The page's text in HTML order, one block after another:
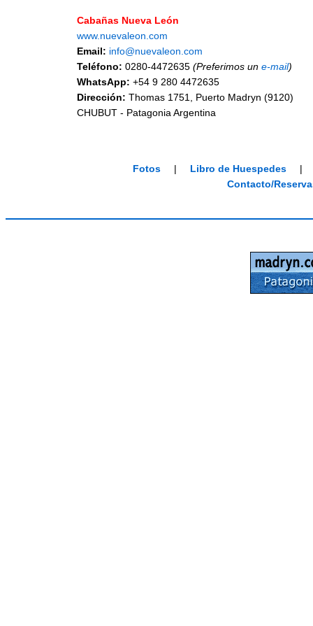
Cabañas Nueva León
www.nuevaleon.com
Email: info@nuevaleon.com
Teléfono: 0280-4472635 (Preferimos un e-mail)
WhatsApp: +54 9 280 4472635
Dirección: Thomas 1751, Puerto Madryn (9120)
CHUBUT - Patagonia Argentina
Fotos | Libro de Huespedes
|
Contacto/